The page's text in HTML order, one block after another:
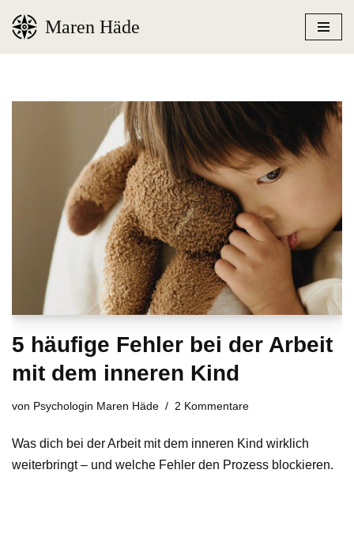
Zum
Maren Häde
5 häufige Fehler bei der Arbeit
mit dem inneren Kind
von Psychologin Maren Häde 2 Kommentare
Was dich bei der Arbeit mit dem inneren Kind wirklich
weiterbringt – und welche Fehler den Prozess blockieren.